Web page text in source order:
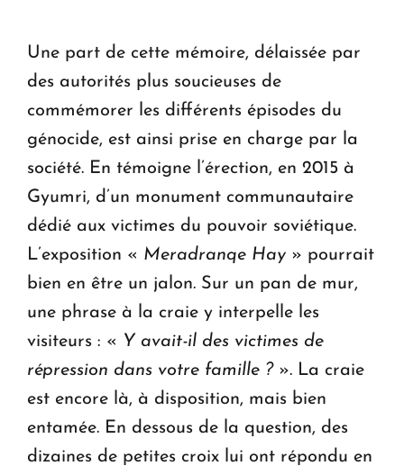
Une part de cette mémoire, délaissée par
des autorités plus soucieuses de
commémorer les différents épisodes du
génocide, est ainsi prise en charge par la
société. En témoigne l’érection, en 2015 à
Gyumri, d’un monument communautaire
dédié aux victimes du pouvoir soviétique.
L’exposition « Meradranqe Hay » pourrait
bien en être un jalon. Sur un pan de mur,
une phrase à la craie y interpelle les
visiteurs : « Y avait-il des victimes de
répression dans votre famille ?». La craie
est encore là, à disposition, mais bien
entamée. En dessous de la question, des
dizaines de petites croix lui ont répondu en